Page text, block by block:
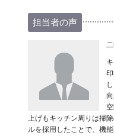
担当者の声
上げもキッチン周りは掃
ルを採用したことで、機